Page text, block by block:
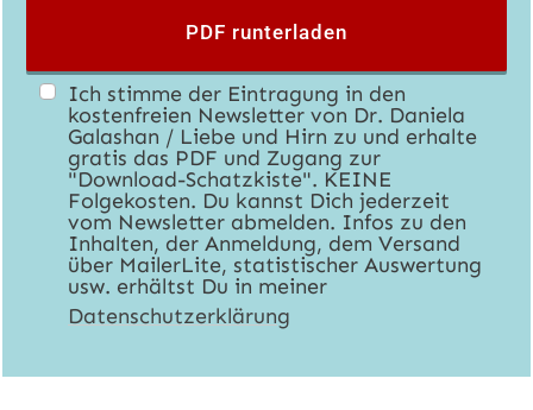
PDF runterladen
Ich stimme der Eintragung in den
kostenfreien Newsletter von Dr. Daniela
Galashan / Liebe und Hirn zu und erhalte
gratis das PDF und Zugang zur
"Download-Schatzkiste". KEINE
Folgekosten. Du kannst Dich jederzeit
vom Newsletter abmelden. Infos zu den
Inhalten, der Anmeldung, dem Versand
über MailerLite, statistischer Auswertung
usw. erhältst Du in meiner
Datenschutzerklärung